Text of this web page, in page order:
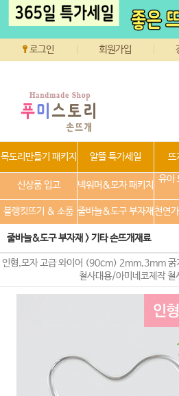
로그인 회원가입
목도리만들기 패키지 알뜰 특가세일 뜨
신상품 입고 넥워머&모자 패키지
유아
블랭킷뜨기 & 소품 줄바늘&도구 부자재 천연
줄바늘&도구 부자재 >기타 손뜨개재료
인형,모자 고급 와이어 (90cm) 2mm,3mm 굵
철사대용/아미네코제작 철